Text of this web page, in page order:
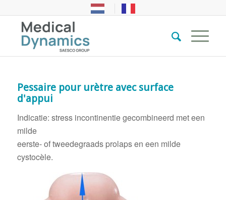
Pessaire pour urètre avec surface
d'appui
Indicatie: stress incontinentie gecombineerd met een
milde
eerste- of tweedegraads prolaps en een milde
cystocèle.